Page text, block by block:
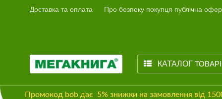
Доставка та оплата Про безпеку покупця публічна
КАТАЛОГ
Промокод bob дає 5% знижки на замовлення від